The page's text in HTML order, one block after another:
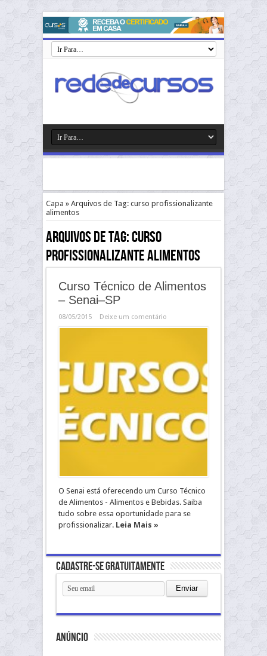
Capa » Arquivos de Tag: curso profissionalizante
alimentos
Arquivos de Tag:curso
profissionalizante alimentos
Curso Técnico de Alimentos
– Senai–SP
08/05/2015 Deixe um comentário
O Senai está oferecendo um Curso Técnico
de Alimentos - Alimentos e Bebidas. Saiba
tudo sobre essa oportunidade para se
profissionalizar. Leia Mais »
Cadastre-se gratuitamente
anúncio